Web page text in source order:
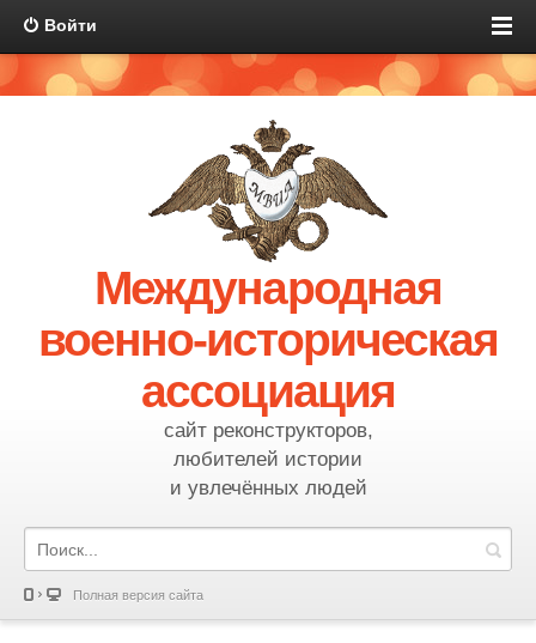
Войти
Международная
военно-историческая
ассоциация
сайт реконструкторов,
любителей истории
и увлечённых людей
Полная версия сайта